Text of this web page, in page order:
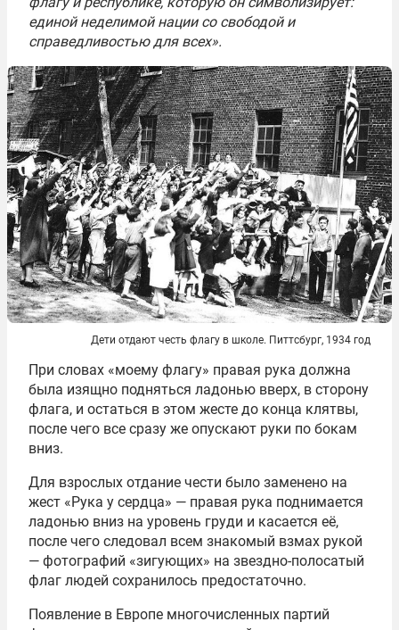
единой неделимой нации со свободой и
справедливостью для всех».
Дети отдают честь флагу в школе. Питтсбург, 1934 год
При словах «моему флагу» правая рука должна
была изящно подняться ладонью вверх, в сторону
флага, и остаться в этом жесте до конца клятвы,
после чего все сразу же опускают руки по бокам
вниз.
Для взрослых отдание чести было заменено на
жест «Рука у сердца» — правая рука поднимается
ладонью вниз на уровень груди и касается её,
после чего следовал всем знакомый взмах рукой
— фотографий «зигующих» на звездно-полосатый
флаг людей сохранилось предостаточно.
Появление в Европе многочисленных партий